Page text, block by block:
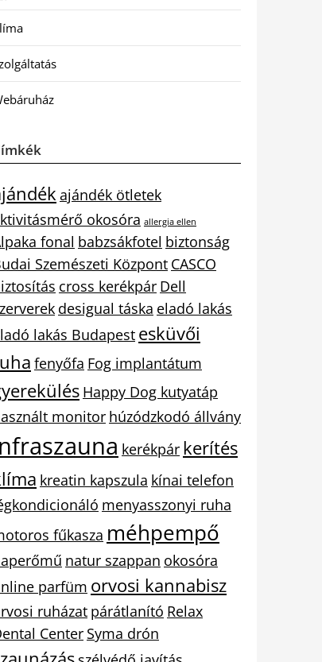
ajándék ötletek
okosóra allergia ellen
fonal babzsákfotel biztonság
Szemészeti Központ CASCO
cross kerékpár Dell
desigual táska eladó lakás
lakás Budapest esküvői
fenyőfa Fog implantátum
Happy Dog kutyatáp
monitor húzódzkodó állvány
kerékpár kerítés
kreatin kapszula kínai telefon
menyasszonyi ruha
fűkasza méhpempő
natur szappan okosóra
parfüm orvosi kannabisz
ruházat párátlanító Relax
Center Syma drón